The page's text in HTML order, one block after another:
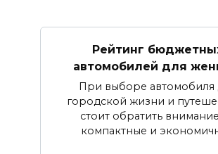
Рейтинг
автомобилей для
При выборе автомобиля
городской жизни и
стоит обратить
компактные и